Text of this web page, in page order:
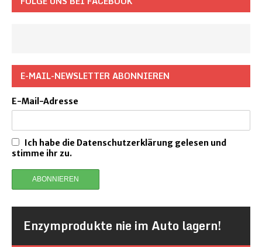
E-MAIL-NEWSLETTER ABONNIEREN
E-Mail-Adresse
Ich habe die Datenschutzerklärung gelesen und
stimme ihr zu.
Enzymprodukte nie im Auto lagern!